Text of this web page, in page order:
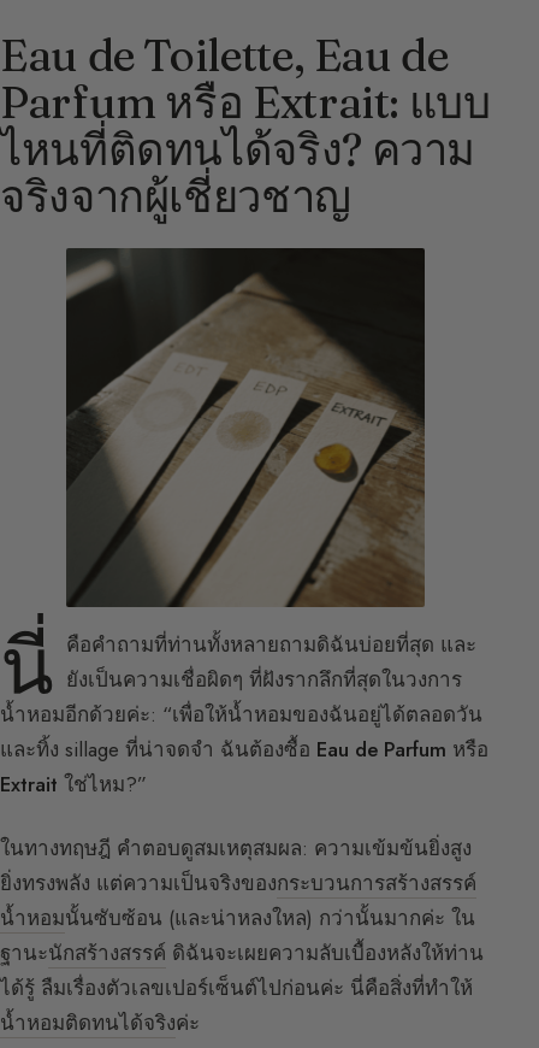
Eau de Toilette, Eau de
Parfum หรือ Extrait: แบบ
ไหนที่ติดทนได้จริง? ความ
จริงจากผู้เชี่ยวชาญ
นี่ คือคำถามที่ท่านทั้งหลายถามดิฉันบ่อยที่สุด และ
ยังเป็นความเชื่อผิดๆ ที่ฝังรากลึกที่สุดในวงการ
น้ำหอมอีกด้วยค่ะ: “เพื่อให้น้ำหอมของฉันอยู่ได้ตลอดวัน
และทิ้ง sillage ที่น่าจดจำ ฉันต้องซื้อ Eau de Parfum หรือ
Extrait ใช่ไหม?”
ในทางทฤษฎี คำตอบดูสมเหตุสมผล: ความเข้มข้นยิ่งสูง
ยิ่งทรงพลัง แต่ความเป็นจริงของกระบวนการสร้างสรรค์
น้ำหอมนั้นซับซ้อน (และน่าหลงใหล) กว่านั้นมากค่ะ ใน
ฐานะนักสร้างสรรค์ ดิฉันจะเผยความลับเบื้องหลังให้ท่าน
ได้รู้ ลืมเรื่องตัวเลขเปอร์เซ็นต์ไปก่อนค่ะ นี่คือสิ่งที่ทำให้
น้ำหอมติดทนได้จริงค่ะ